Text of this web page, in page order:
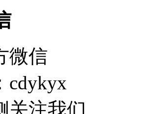
微信
cdykyx
关注我们